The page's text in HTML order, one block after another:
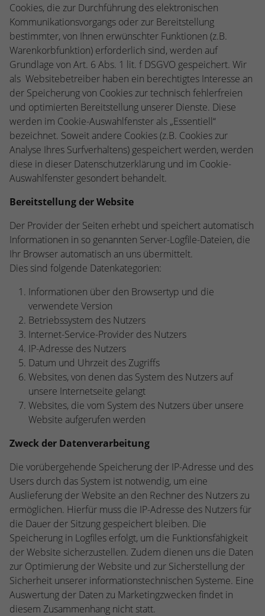
Cookies, die zur Durchführung des elektronischen
Kommunikationsvorgangs oder zur Bereitstellung
bestimmter, von Ihnen erwünschter Funktionen (z.B.
Warenkorbfunktion) erforderlich sind, werden auf
Grundlage von Art. 6 Abs. 1 lit. f DSGVO gespeichert. Wir
als Websitebetreiber haben ein berechtigtes Interesse an
der Speicherung von Cookies zur technisch fehlerfreien
und optimierten Bereitstellung unserer Dienste. Diese
werden im Cookie-Auswahlfenster als „Essentiell“
bezeichnet. Soweit andere Cookies (z.B. Cookies zur
Analyse Ihres Surfverhaltens) gespeichert werden, werden
diese in dieser Datenschutzerklärung und im Cookie-
Auswahlfenster gesondert behandelt.
Bereitstellung der Website
Der Provider der Seiten erhebt und speichert automatisch
Informationen in so genannten Server-Logfile-Dateien, die
Ihr Browser automatisch an uns übermittelt.
Dies sind folgende Datenkategorien:
Informationen über den Browsertyp und die
verwendete Version
Betriebssystem des Nutzers
Internet-Service-Provider des Nutzers
IP-Adresse des Nutzers
Datum und Uhrzeit des Zugriffs
Websites, von denen das System des Nutzers auf
unsere Internetseite gelangt
Websites, die vom System des Nutzers über unsere
Website aufgerufen werden
Zweck der Datenverarbeitung
Die vorübergehende Speicherung der IP-Adresse und des
Users durch das System ist notwendig, um eine
Auslieferung der Website an den Rechner des Nutzers zu
ermöglichen. Hierfür muss die IP-Adresse des Nutzers für
die Dauer der Sitzung gespeichert bleiben. Die
Speicherung in Logfiles erfolgt, um die Funktionsfähigkeit
der Website sicherzustellen. Zudem dienen uns die Daten
zur Optimierung der Website und zur Sicherstellung der
Sicherheit unserer informationstechnischen Systeme. Eine
Auswertung der Daten zu Marketingzwecken findet in
diesem Zusammenhang nicht statt.